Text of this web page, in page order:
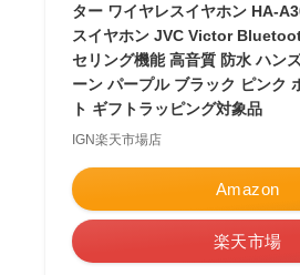
ター ワイヤレスイヤホン HA-
スイヤホン JVC Victor
セリング機能 高音質 防水 ハン
ーン パープル ブラック ピンク
ト ギフトラッピング対象品
IGN楽天市場店
Amazon
楽天市場